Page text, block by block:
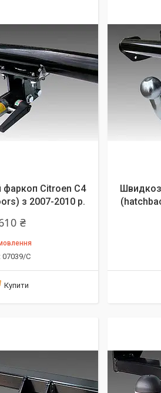
Citroen C4
з 2007-2010 р.
₴
07039/C
Купити